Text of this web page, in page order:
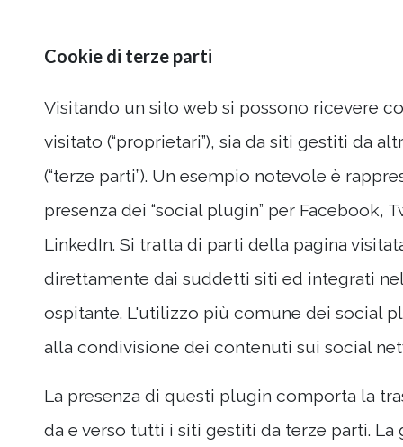
Cookie di terze parti
Visitando un sito web si possono ricevere
visitato (“proprietari”), sia da siti gestiti da
(“terze parti”). Un esempio notevole è
presenza dei “social plugin” per Facebook,
LinkedIn. Si tratta di parti della pagina
direttamente dai suddetti siti ed integrati
ospitante. L'utilizzo più comune dei social
alla condivisione dei contenuti sui social
La presenza di questi plugin comporta la
da e verso tutti i siti gestiti da terze parti. La